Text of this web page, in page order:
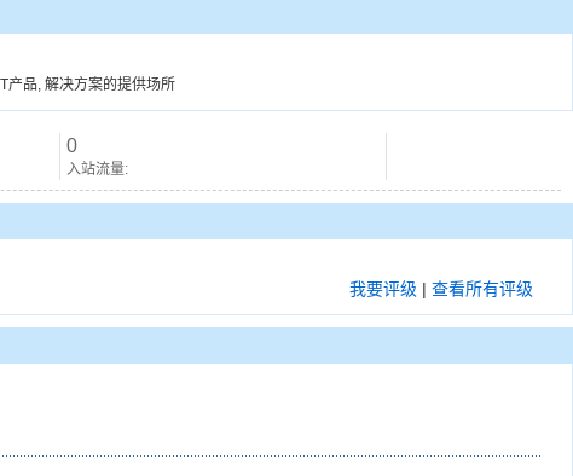
产品, 解决方案的提供场所
0
入站流量:
我要评级 | 查看所有评级